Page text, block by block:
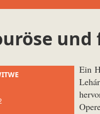
Ein